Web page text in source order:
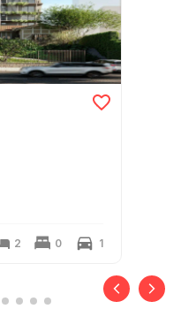
2 0 1